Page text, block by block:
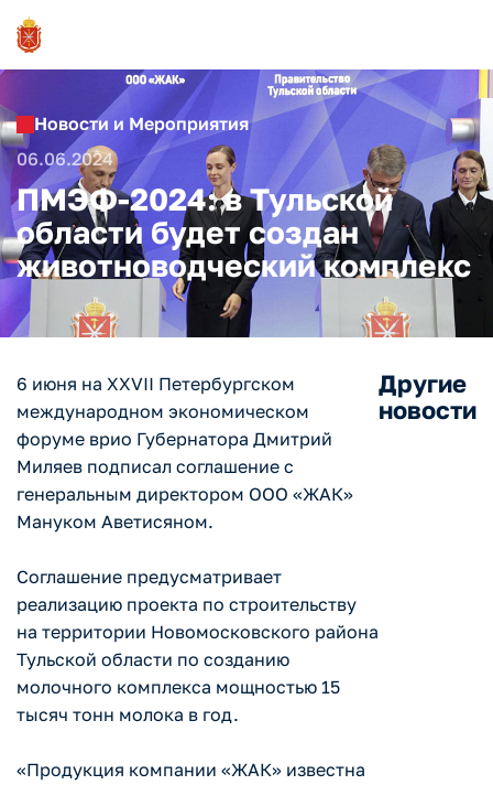
Новости и Мероприятия
06.06.2024
ПМЭФ-2024: в Тульской
области будет создан
животноводческий комплекс
6 июня на XXVII Петербургском
международном экономическом
форуме врио Губернатора Дмитрий
Миляев подписал соглашение с
генеральным директором ООО «ЖАК»
Мануком Аветисяном.
Соглашение предусматривает
реализацию проекта по строительству
на территории Новомосковского района
Тульской области по созданию
молочного комплекса мощностью 15
тысяч тонн молока в год.
«Продукция компании «ЖАК» известна
Другие
новости